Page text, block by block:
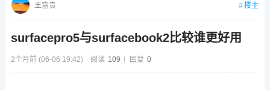
surfacepro5与surfacebook2比较谁更好用
2个月前 (06-06 19:42) 阅读 109 回复 0
王富贵 楼主